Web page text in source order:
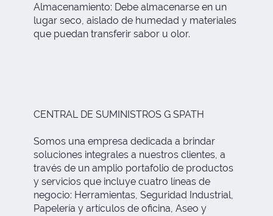
Almacenamiento: Debe almacenarse en un
lugar seco, aislado de humedad y materiales
que puedan transferir sabor u olor.
CENTRAL DE SUMINISTROS G SPATH
Somos una empresa dedicada a brindar
soluciones integrales a nuestros clientes, a
través de un amplio portafolio de productos
y servicios que incluye cuatro líneas de
negocio: Herramientas, Seguridad Industrial,
Papelería y artículos de oficina, Aseo y